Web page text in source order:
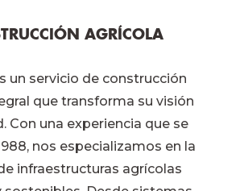
AGRÍCOLA
un servicio de construcción
que transforma su visión
Con una experiencia que se
nos especializamos en la
infraestructuras agrícolas